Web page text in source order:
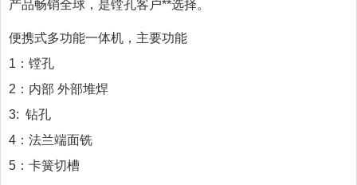
产品畅销全球，是镗孔客户**选择。
便携式多功能一体机，主要功能
1：镗孔
2：内部 外部堆焊
3: 钻孔
4：法兰端面铣
5：卡簧切槽